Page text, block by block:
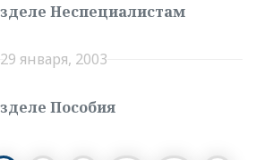
Неспециалистам
29 января, 2003
Пособия